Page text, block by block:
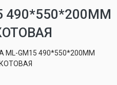
490*550*200ММ
ML-GM15 490*550*200ММ